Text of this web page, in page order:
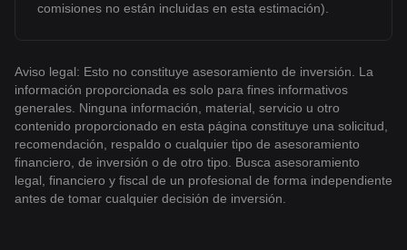
comisiones no están incluidas en esta estimación).
Aviso legal: Esto no constituye asesoramiento de inversión. La
información proporcionada es solo para fines informativos
generales. Ninguna información, material, servicio u otro
contenido proporcionado en esta página constituye una solicitud,
recomendación, respaldo o cualquier tipo de asesoramiento
financiero, de inversión o de otro tipo. Busca asesoramiento
legal, financiero y fiscal de un profesional de forma independiente
antes de tomar cualquier decisión de inversión.